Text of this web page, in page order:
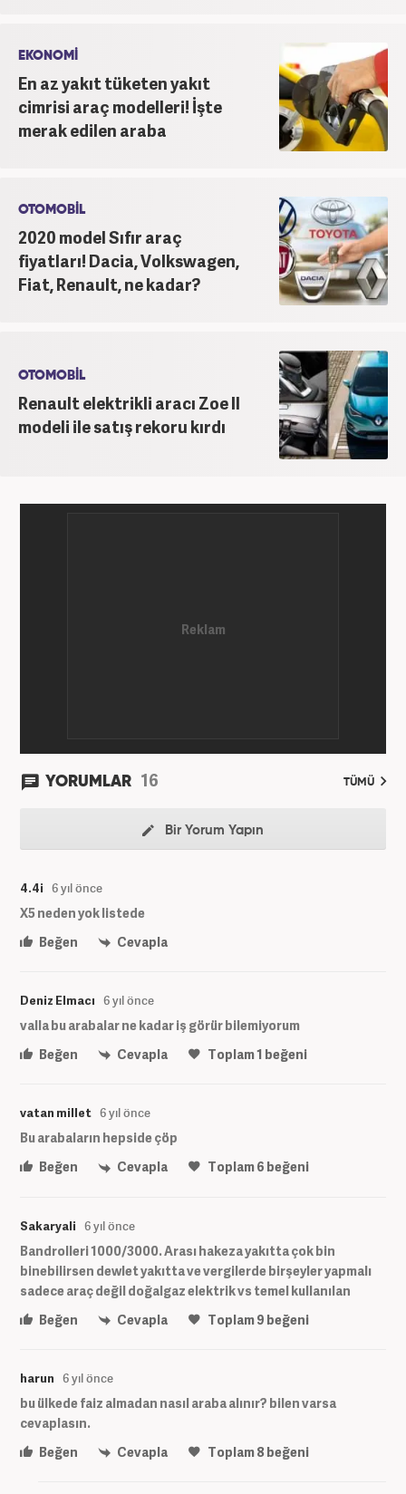
EKONOMİ
En az yakıt tüketen yakıt
cimrisi araç modelleri! İşte
merak edilen araba
OTOMOBİL
2020 model Sıfır araç
fiyatları! Dacia, Volkswagen,
Fiat, Renault, ne kadar?
OTOMOBİL
Renault elektrikli aracı Zoe II
modeli ile satış rekoru kırdı
YORUMLAR 16 TÜMÜ
Bir Yorum Yapın
4.4i 6 yıl önce
X5 neden yok listede
Beğen
Cevapla
Deniz Elmacı 6 yıl önce
valla bu arabalar ne kadar iş görür bilemiyorum
Beğen
Cevapla Toplam1 beğeni
vatan millet 6 yıl önce
Bu arabaların hepside çöp
Beğen
Cevapla Toplam6 beğeni
Sakaryali 6 yıl önce
Bandrolleri 1000/3000. Arası hakeza yakıtta çok bin
binebilirsen dewlet yakıtta ve vergilerde birşeyler yapmalı
sadece araç değil doğalgaz elektrik vs temel kullanılan
Beğen
Cevapla Toplam9 beğeni
harun 6 yıl önce
bu ülkede faiz almadan nasıl araba alınır? bilen varsa
cevaplasın.
Beğen
Cevapla Toplam8beğeni